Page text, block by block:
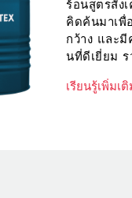
ร้อนสูตรสัง
คิดค้นมาเพื่
กว้าง และมี
นที่ดีเยี่ยม ร
เรียนรู้เพิ่มเติ